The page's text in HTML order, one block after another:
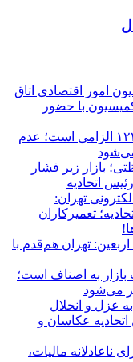
امور اقتصادی اتاق
با حضور
ثبت قیمت کالا و خدمات در سامانه ۱۲۴ الزامی است؛ عدم
بازار زیر فشار
اتحادیه
تهران:
تعمیرکاران
تهران هم‌قدم با
بازار به اصناف است؛
می‌شود
عزل و انحلال
عکاسان و
ناعادلانه مالیات،